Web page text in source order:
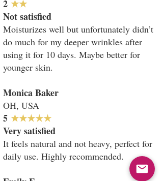
​2 ★★
Not satisfied
Moisturizes well but unfortunately didn’t
do much for my deeper wrinkles after
using it for 10 days. Maybe better for
younger skin.
Monica Baker
OH, USA
​5 ★★★★★
Very satisfied
It feels natural and not heavy, perfect for
daily use. Highly recommended.